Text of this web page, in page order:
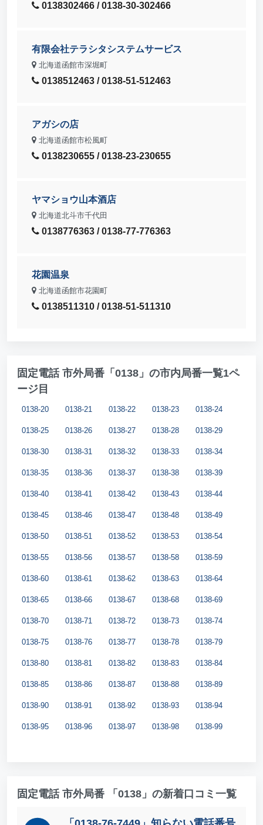
0138302466 / 0138-30-302466
有限会社テラシタシステムサービス
北海道函館市深堀町
0138512463 / 0138-51-512463
アガシの店
北海道函館市松風町
0138230655 / 0138-23-230655
ヤマショウ山本酒店
北海道北斗市千代田
0138776363 / 0138-77-776363
花園温泉
北海道函館市花園町
0138511310 / 0138-51-511310
固定電話 市外局番「0138」の市内局番一覧1ペ
ージ目
0138-20 0138-21 0138-22 0138-23 0138-24
0138-25 0138-26 0138-27 0138-28 0138-29
0138-30 0138-31 0138-32 0138-33 0138-34
0138-35 0138-36 0138-37 0138-38 0138-39
0138-40 0138-41 0138-42 0138-43 0138-44
0138-45 0138-46 0138-47 0138-48 0138-49
0138-50 0138-51 0138-52 0138-53 0138-54
0138-55 0138-56 0138-57 0138-58 0138-59
0138-60 0138-61 0138-62 0138-63 0138-64
0138-65 0138-66 0138-67 0138-68 0138-69
0138-70 0138-71 0138-72 0138-73 0138-74
0138-75 0138-76 0138-77 0138-78 0138-79
0138-80 0138-81 0138-82 0138-83 0138-84
0138-85 0138-86 0138-87 0138-88 0138-89
0138-90 0138-91 0138-92 0138-93 0138-94
0138-95 0138-96 0138-97 0138-98 0138-99
固定電話 市外局番 「0138」の新着口コミ一覧